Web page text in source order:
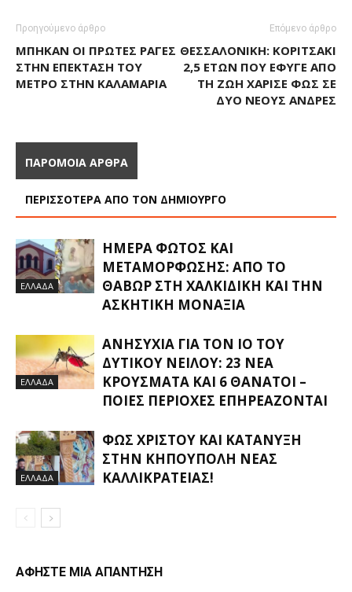
Προηγούμενο άρθρο
ΜΠΉΚΑΝ ΟΙ ΠΡΏΤΕΣ ΡΆΓΕΣ
ΣΤΗΝ ΕΠΈΚΤΑΣΗ ΤΟΥ
ΜΕΤΡΌ ΣΤΗΝ ΚΑΛΑΜΑΡΙΆ
Επόμενο άρθρο
ΘΕΣΣΑΛΟΝΊΚΗ: ΚΟΡΙΤΣΆΚΙ
2,5 ΕΤΏΝ ΠΟΥ ΈΦΥΓΕ ΑΠΌ
ΤΗ ΖΩΉ ΧΆΡΙΣΕ ΦΩΣ ΣΕ
ΔΥΟ ΝΈΟΥΣ ΆΝΔΡΕΣ
ΠΑΡΟΜΟΙΑ ΑΡΘΡΑ
ΠΕΡΙΣΣΟΤΕΡΑ ΑΠΟ ΤΟΝ ΔΗΜΙΟΥΡΓΟ
ΕΛΛΑΔΑ
ΗΜΈΡΑ ΦΩΤΌΣ ΚΑΙ
ΜΕΤΑΜΌΡΦΩΣΗΣ: ΑΠΌ ΤΟ
ΘΑΒΏΡ ΣΤΗ ΧΑΛΚΙΔΙΚΉ ΚΑΙ ΤΗΝ
ΑΣΚΗΤΙΚΉ ΜΟΝΑΞΙΆ
ΕΛΛΑΔΑ
ΑΝΗΣΥΧΊΑ ΓΙΑ ΤΟΝ ΙΌ ΤΟΥ
ΔΥΤΙΚΟΎ ΝΕΊΛΟΥ: 23 ΝΈΑ
ΚΡΟΎΣΜΑΤΑ ΚΑΙ 6 ΘΆΝΑΤΟΙ –
ΠΟΙΕΣ ΠΕΡΙΟΧΈΣ ΕΠΗΡΕΆΖΟΝΤΑΙ
ΕΛΛΑΔΑ
ΦΩΣ ΧΡΙΣΤΟΎ ΚΑΙ ΚΑΤΆΝΥΞΗ
ΣΤΗΝ ΚΗΠΟΎΠΟΛΗ ΝΈΑΣ
ΚΑΛΛΙΚΡΆΤΕΙΑΣ!
ΑΦΗΣΤΕ ΜΙΑ ΑΠΑΝΤΗΣΗ